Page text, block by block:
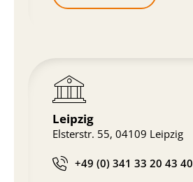
Leipzig
Elsterstr. 55, 04109 Leipzig
+49 (0) 341 33 20 43 40